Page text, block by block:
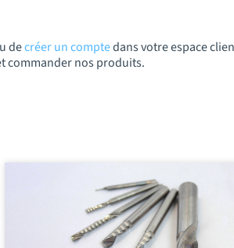
decréer un comptedans votre espace
commander nos produits.